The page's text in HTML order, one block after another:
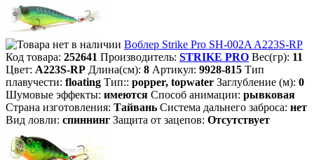
Воблер Strike Pro SH-002A A223S-RP
Код товара: 252641 Производитель: STRIKE PRO Вес(гр): 11
Цвет: A223S-RP Длина(см): 8 Артикул: 9928-815 Тип
плавучести: floating Тип:: popper, topwater Заглубление (м): 0
Шумовые эффекты: имеются Способ анимации: рывковая
Страна изготовления: Тайвань Система дальнего заброса: нет
Вид ловли: спиннинг Защита от зацепов: Отсутствует